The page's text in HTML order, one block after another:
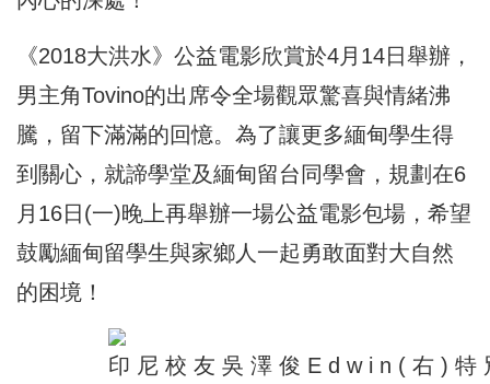
《2018大洪水》公益電影欣賞於4月14日舉辦，
男主角Tovino的出席令全場觀眾驚喜與情緒沸
騰，留下滿滿的回憶。為了讓更多緬甸學生得
到關心，就諦學堂及緬甸留台同學會，規劃在6
月16日(一)晚上再舉辦一場公益電影包場，希望
鼓勵緬甸留學生與家鄉人一起勇敢面對大自然
的困境！